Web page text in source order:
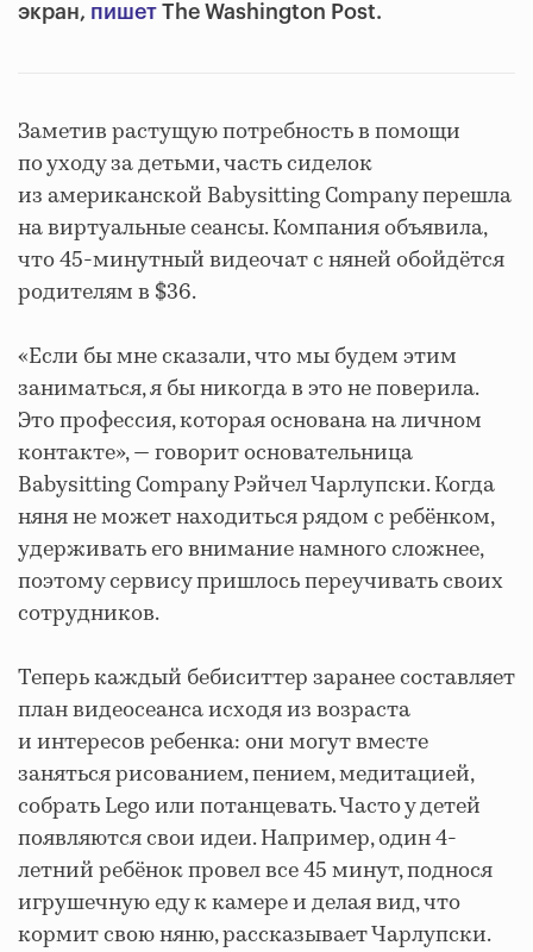
экран, пишет The Washington Post.
Заметив растущую потребность в помощи
по уходу за детьми, часть сиделок
из американской Babysitting Company перешла
на виртуальные сеансы. Компания объявила,
что 45-минутный видеочат с няней обойдётся
родителям в $36.
«Если бы мне сказали, что мы будем этим
заниматься, я бы никогда в это не поверила.
Это профессия, которая основана на личном
контакте», — говорит основательница
Babysitting Company Рэйчел Чарлупски. Когда
няня не может находиться рядом с ребёнком,
удерживать его внимание намного сложнее,
поэтому сервису пришлось переучивать своих
сотрудников.
Теперь каждый бебиситтер заранее составляет
план видеосеанса исходя из возраста
и интересов ребенка: они могут вместе
заняться рисованием, пением, медитацией,
собрать Lego или потанцевать. Часто у детей
появляются свои идеи. Например, один 4-
летний ребёнок провел все 45 минут, поднося
игрушечную еду к камере и делая вид, что
кормит свою няню, рассказывает Чарлупски.